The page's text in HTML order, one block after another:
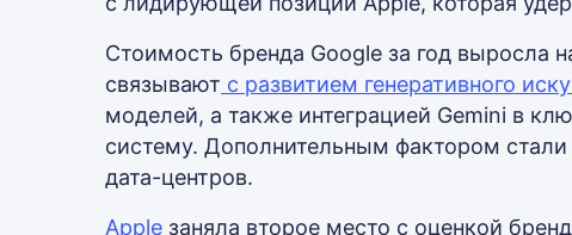
Стоимость бренда Google за год выросла
связывают с развитием генеративного
моделей, а также интеграцией Gemini в
систему. Дополнительным фактором
дата-центров.
Apple заняла второе место с оценкой